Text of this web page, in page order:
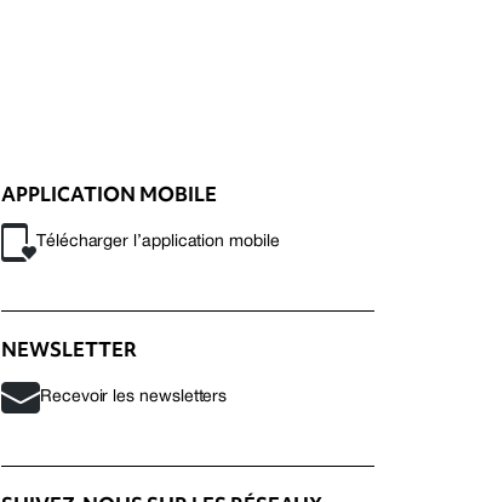
APPLICATION MOBILE
Télécharger l’application mobile
NEWSLETTER
Recevoir les newsletters